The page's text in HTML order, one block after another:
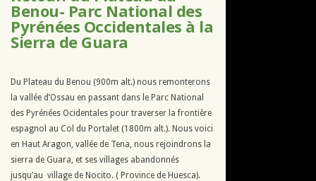
Benou- Parc National des
Pyrénées Occidentales à la
Sierra de Guara
Du Plateau du Benou (900m alt.) nous remonterons
la vallée d’Ossau en passant dans le Parc National
des Pyrénées Ocidentales pour traverser la frontière
espagnol au Col du Portalet (1800m alt.). Nous voici
en Haut Aragon, vallée de Tena, nous rejoindrons la
sierra de Guara, et ses villages abandonnés
jusqu’au village de Nocito. ( Province de Huesca).